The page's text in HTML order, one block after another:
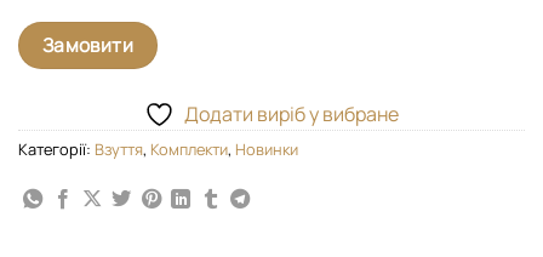
Замовити
Додати виріб у вибране
Категорії: Взуття, Комплекти, Новинки